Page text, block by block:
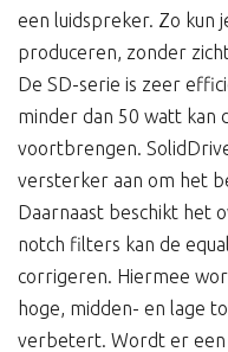
een luidspreker. Zo kun
produceren, zonder
De SD-serie is zeer
minder dan 50 watt kan
voortbrengen.
versterker aan om het
Daarnaast beschikt het
notch filters kan de
corrigeren. Hiermee
hoge, midden- en lage
verbetert. Wordt er